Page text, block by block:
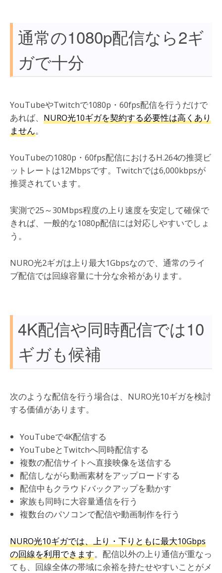
通常の1080p配信なら2ギ
ガで十分
YouTubeやTwitchで1080p・60fps配信を行うだけで
あれば、 NURO光10ギガを契約する必要性は高くあり
ません。
YouTubeの1080p・60fps配信におけるH.264の推奨ビ
ットレートは12Mbpsです。Twitchでは6,000kbpsが
推奨されています。
実測で25～30Mbps程度の上り速度を安定して確保で
きれば、一般的な1080p配信には対応しやすいでしょ
う。
NURO光2ギガは上り最大1Gbpsなので、通常のライ
ブ配信では回線容量に十分な余裕があります。
4K配信や同時配信では10
ギガも候補
次のような配信を行う場合は、NURO光10ギガを検討
する価値があります。
YouTubeで4K配信する
YouTubeとTwitchへ同時配信する
複数の配信サイトへ直接映像を送信する
配信しながら動画素材をアップロードする
配信中もクラウドバックアップを動かす
家族も同時に大容量通信を行う
複数台のパソコンで配信や動画制作を行う
NURO光10ギガでは、上り・下りともに最大10Gbps
の回線を利用できます。配信以外の上り通信が重なっ
ても、回線全体の帯域に余裕を持たせやすいことがメ